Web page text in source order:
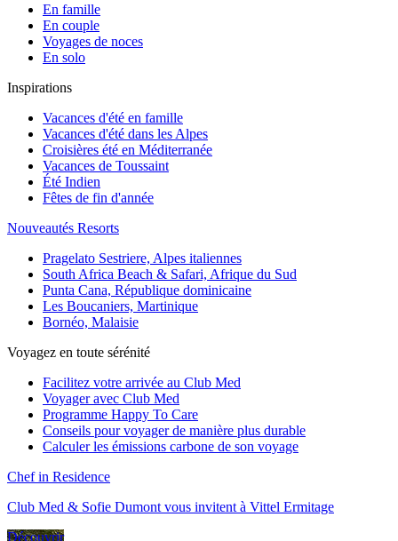
En famille
En couple
Voyages de noces
En solo
Inspirations
Vacances d'été en famille
Vacances d'été dans les Alpes
Croisières été en Méditerranée
Vacances de Toussaint
Été Indien
Fêtes de fin d'année
Nouveautés Resorts
Pragelato Sestriere, Alpes italiennes
South Africa Beach & Safari, Afrique du Sud
Punta Cana, République dominicaine
Les Boucaniers, Martinique
Bornéo, Malaisie
Voyagez en toute sérénité
Facilitez votre arrivée au Club Med
Voyager avec Club Med
Programme Happy To Care
Conseils pour voyager de manière plus durable
Calculer les émissions carbone de son voyage
Chef in Residence
Club Med & Sofie Dumont vous invitent à Vittel Ermitage
Découvrir